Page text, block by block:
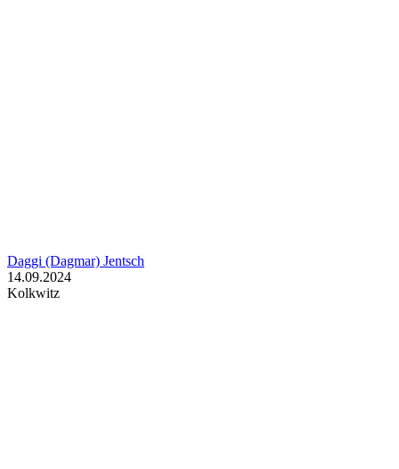
Daggi (Dagmar) Jentsch
14.09.2024
Kolkwitz